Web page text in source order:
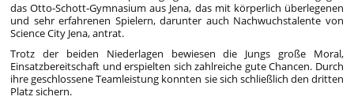
das Otto‑Schott‑Gymnasium aus Jena, das mit körperlich überlegenen
und sehr erfahrenen Spielern, darunter auch Nachwuchstalente von
Science City Jena, antrat.
Trotz der beiden Niederlagen bewiesen die Jungs große Moral,
Einsatzbereitschaft und erspielten sich zahlreiche gute Chancen. Durch
ihre geschlossene Teamleistung konnten sie sich schließlich den dritten
Platz sichern.